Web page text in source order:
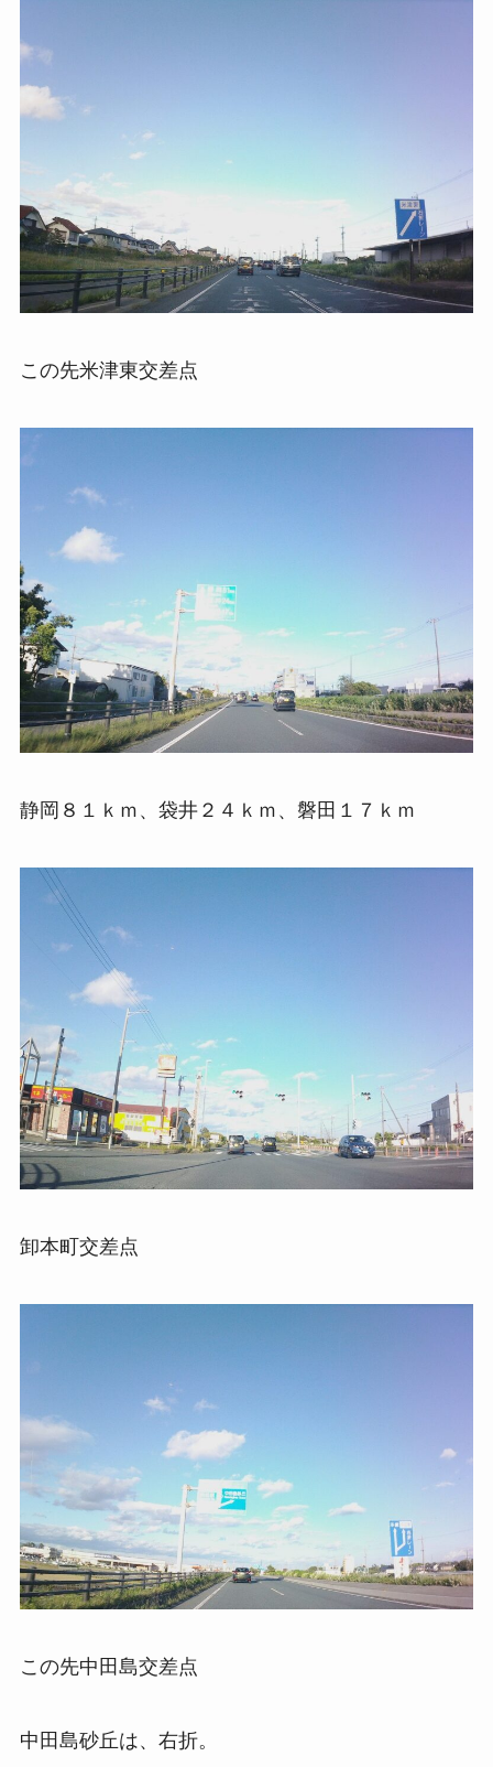
この先米津東交差点
静岡８１ｋｍ、袋井２４ｋｍ、磐田１７ｋｍ
卸本町交差点
この先中田島交差点
中田島砂丘は、右折。